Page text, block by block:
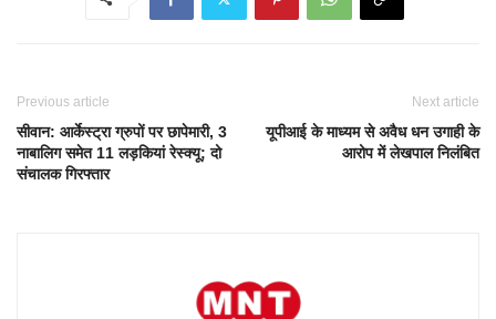
Previous article
सीवान: आर्केस्ट्रा ग्रुपों पर छापेमारी, 3
नाबालिग समेत 11 लड़कियां रेस्क्यू; दो
संचालक गिरफ्तार
Next article
यूपीआई के माध्यम से अवैध धन उगाही के
आरोप में लेखपाल निलंबित